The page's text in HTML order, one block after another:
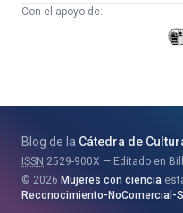
Con el apoyo de:
Blog de la Cátedra de
ISSN 2529-900X
Editado en
2026 Mujeres con ciencia
Reconocimiento-NoComercial-